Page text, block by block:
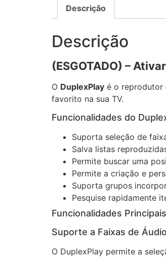
Descrição
Descrição
(ESGOTADO) –
O DuplexPlay é o reprodutor
favorito na sua TV.
Funcionalidades do
Suporta seleção de
Salva listas
Permite buscar uma
Permite a criação e
Suporta grupos
Pesquise rapidamente
Funcionalidades
Suporte a Faixas de
O DuplexPlay permite a